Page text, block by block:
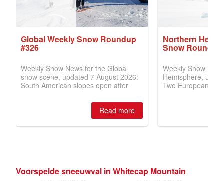
Voorspelde sneeuwval in Whitecap Mountain